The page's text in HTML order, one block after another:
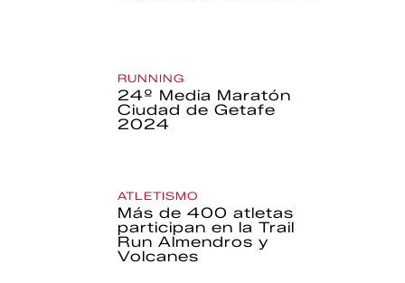
RUNNING
24º Media Maratón
Ciudad de Getafe
2024
ATLETISMO
Más de 400 atletas
participan en la Trail
Run Almendros y
Volcanes